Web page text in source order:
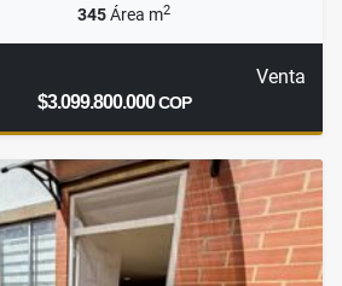
345Área m2
Venta
$3.099.800.000COP